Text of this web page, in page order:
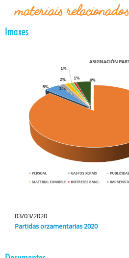
materiais relacionados
Imaxes
03/03/2020
Partidas orzamentarias 2020